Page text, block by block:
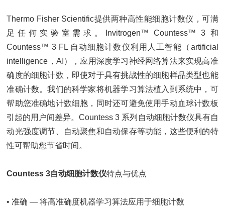
Thermo Fisher Scientific提供两种高性能细胞计数仪，可满
足任何实验室需求。Invitrogen™ Countess™ 3 和
Countess™ 3 FL 自动细胞计数仪利用人工智能（artificial
intelligence，AI），应用深度学习神经网络算法来实现高准
确度的细胞计数，即使对于具有挑战性的细胞样品类型也能
准确计数。我们的科学家将机器学习算法植入到系统中，可
帮助您准确地计数细胞，同时还可避免使用手动血球计数板
引起的用户间差异。Countess 3 系列自动细胞计数仪具有自
动光强度调节、自动聚焦和自动保存等功能，这些便利的特
性可帮助您节省时间。
Countess 3自动细胞计数仪特点与优点
• 准确 — 将高准确度机器学习算法应用于细胞计数